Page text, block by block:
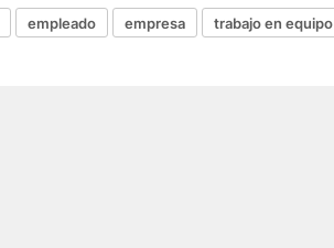
empleado empresa trabajo en equipo